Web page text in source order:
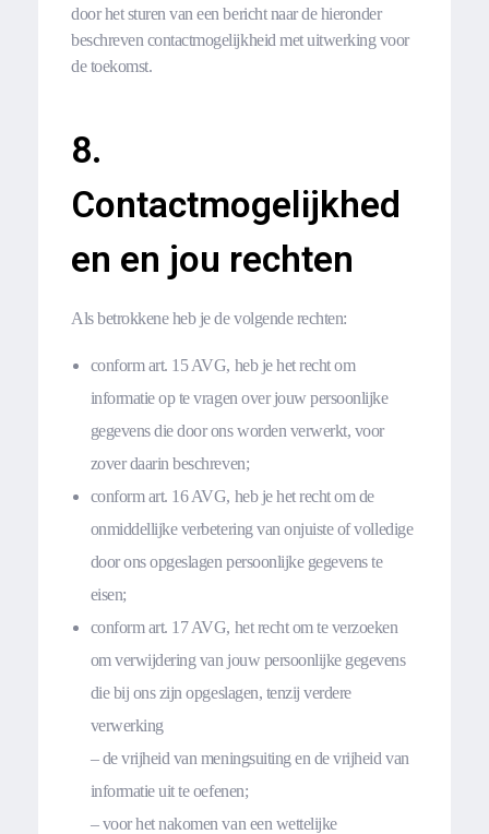
door het sturen van een bericht naar de hieronder
beschreven contactmogelijkheid met uitwerking voor
de toekomst.
8.
Contactmogelijkhed
en en jou rechten
Als betrokkene heb je de volgende rechten:
conform art. 15 AVG, heb je het recht om
informatie op te vragen over jouw persoonlijke
gegevens die door ons worden verwerkt, voor
zover daarin beschreven;
conform art. 16 AVG, heb je het recht om de
onmiddellijke verbetering van onjuiste of volledige
door ons opgeslagen persoonlijke gegevens te
eisen;
conform art. 17 AVG, het recht om te verzoeken
om verwijdering van jouw persoonlijke gegevens
die bij ons zijn opgeslagen, tenzij verdere
verwerking
– de vrijheid van meningsuiting en de vrijheid van
informatie uit te oefenen;
– voor het nakomen van een wettelijke